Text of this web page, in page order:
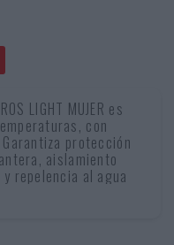
LIGHT MUJER es
con
protección
aislamiento
repelencia al agua
caso de niebla, de